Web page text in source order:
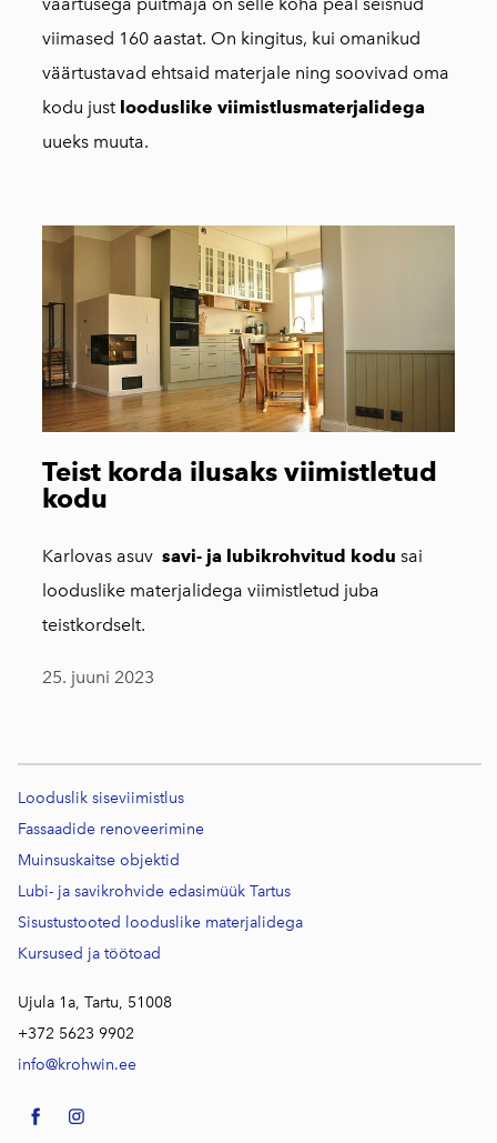
väärtusega puitmaja on selle koha peal seisnud
viimased 160 aastat. On kingitus, kui omanikud
väärtustavad ehtsaid materjale ning soovivad oma
kodu just looduslike viimistlusmaterjalidega
uueks muuta.
Teist korda ilusaks viimistletud
kodu
Karlovas asuv savi- ja lubikrohvitud kodu sai
looduslike materjalidega viimistletud juba
teistkordselt.
25. juuni 2023
Looduslik siseviimistlus
Fassaadide renoveerimine
Muinsuskaitse objektid
Lubi- ja savikrohvide edasimüük Tartus
Sisustustooted looduslike materjalidega
Kursused ja töötoad
Ujula 1a, Tartu, 51008
+372 5623 9902
info@krohwin.ee